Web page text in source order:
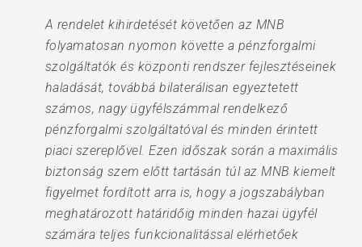
A rendelet kihirdetését követően az MNB
folyamatosan nyomon követte a pénzforgalmi
szolgáltatók és központi rendszer fejlesztéseinek
haladását, továbbá bilaterálisan egyeztetett
számos, nagy ügyfélszámmal rendelkező
pénzforgalmi szolgáltatóval és minden érintett
piaci szereplővel. Ezen időszak során a maximális
biztonság szem előtt tartásán túl az MNB kiemelt
figyelmet fordított arra is, hogy a jogszabályban
meghatározott határidőig minden hazai ügyfél
számára teljes funkcionalitással elérhetőek